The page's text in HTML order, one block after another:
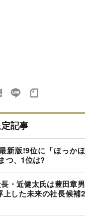
記事
新版!9位に「ほっかほ
つ、1位は?
・近健太氏は豊田章男
した未来の社長候補2